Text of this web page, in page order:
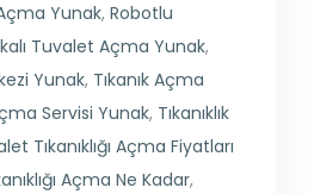
Yunak, Robotlu
Tuvalet Açma Yunak,
Yunak, Tıkanık Açma
Servisi Yunak, Tıkanıklık
Tıkanıklığı Açma Fiyatları
Açma Ne Kadar,